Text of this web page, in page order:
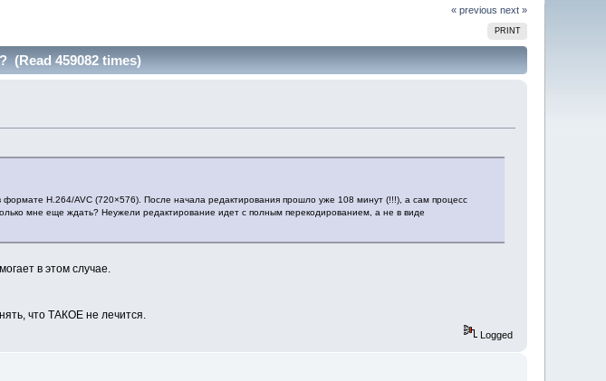
« previous next »
PRINT
(Read 459082 times)
H.264/AVC (720×576). После начала редактирования прошло уже 108 минут (!!!), а сам процесс
мне еще ждать? Неужели редактирование идет с полным перекодированием, а не в виде
в этом случае.
что ТАКОЕ не лечится.
Logged